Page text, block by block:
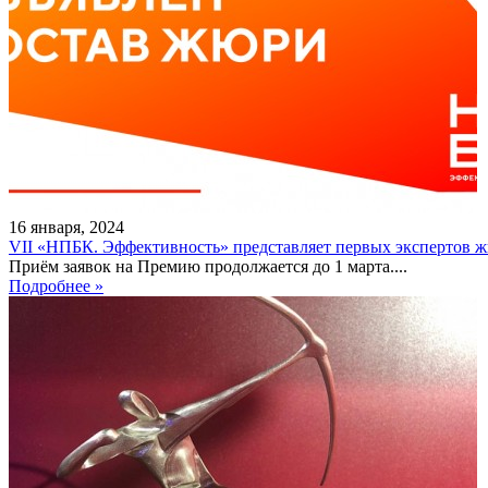
16 января, 2024
VII «НПБК. Эффективность» представляет первых экспертов
Приём заявок на Премию продолжается до 1 марта....
Подробнее »